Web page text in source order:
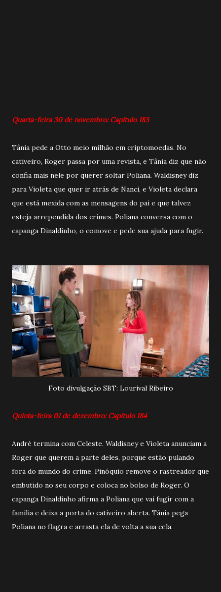
Quarta-feira 30 de novembro: Capitulo 183
Tânia pede a Otto meio milhão em criptomoedas. No
cativeiro, Roger passa por uma revista, e Tânia diz que não
confia mais nele por querer soltar Poliana. Waldisney diz
para Violeta que quer ir atrás de Nanci, e Violeta declara
que está mexida com as mensagens do pai e que talvez
esteja arrependida dos crimes. Poliana conversa com o
capanga Dinaldinho, o comove e pede sua ajuda para fugir.
Foto divulgação SBT: Lourival Ribeiro
Quinta-feira 01 de dezembro: Capitulo 184
André termina com Celeste. Waldisney e Violeta anunciam a
Roger que querem a parte deles, porque estão pulando
fora do mundo do crime. Pinóquio remove o rastreador que
embutido no seu corpo e coloca no bolso de Roger. O
capanga Dinaldinho afirma a Poliana que vai fugir com a
família e deixa a porta do cativeiro aberta. Tânia pega
Poliana no flagra e arrasta ela de volta a sua cela.